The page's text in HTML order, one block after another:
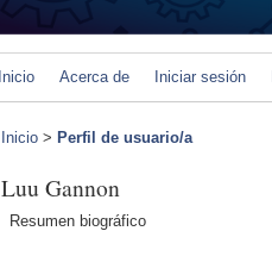
Inicio Acerca de Iniciar sesión
Inicio > Perfil de usuario/a
Luu Gannon
Resumen biográfico